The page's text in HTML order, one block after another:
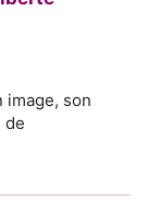
image, son
de